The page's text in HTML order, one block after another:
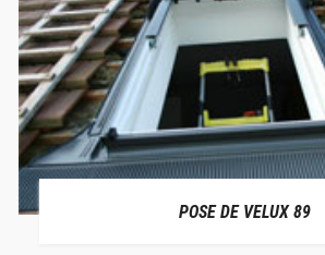
POSE DE VELUX 89